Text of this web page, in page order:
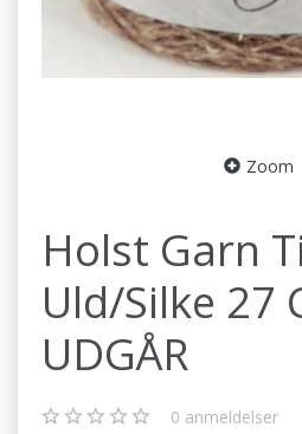
Zoom
Holst Garn
Uld/Silke 27
UDGÅR
0 anmeldelser